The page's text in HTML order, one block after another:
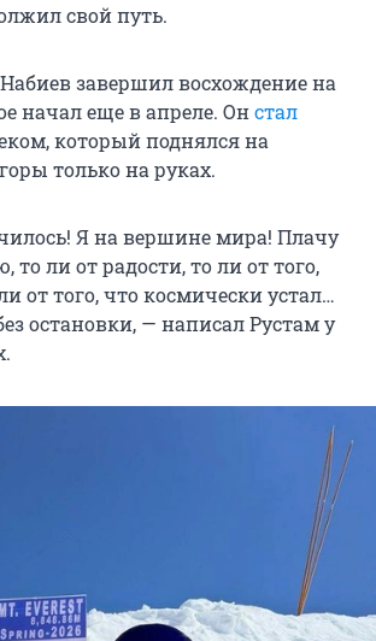
свой путь.
завершил восхождение на
начал еще в апреле. Онстал
который поднялся на
только на руках.
Я на вершине мира! Плачу
то ли от радости, то ли от того,
от того, что космически устал…
остановки, — написал Рустам у